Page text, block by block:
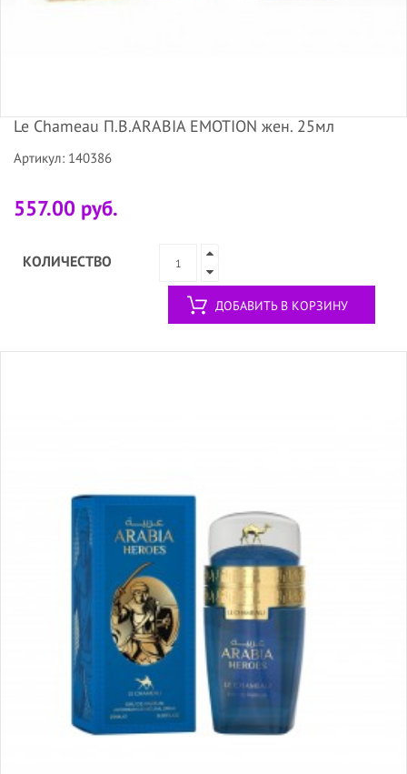
Le Chameau П.В.ARABIA EMOTION жен. 25мл
Артикул: 140386
557.00 руб.
КОЛИЧЕСТВО
ДОБАВИТЬ В КОРЗИНУ